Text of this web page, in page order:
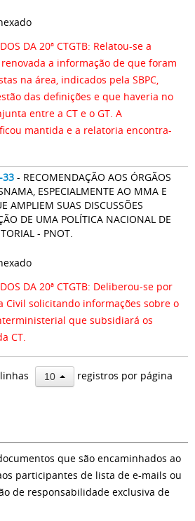
DA 20ª CTGTB: Relatou-se a
a informação de que foram
na área, indicados pela SBPC,
das definições e que haveria no
entre a CT e o GT. A
mantida e a relatoria encontra-
33 - RECOMENDAÇÃO AOS ÓRGÃOS
ESPECIALMENTE AO MMA E
AMPLIEM SUAS DISCUSSÕES
DE UMA POLÍTICA NACIONAL DE
- PNOT.
DA 20ª CTGTB: Deliberou-se por
Civil solicitando informações sobre o
que subsidiará os
CT.
10 registros por página
que são encaminhados ao
participantes de lista de e-mails ou
de responsabilidade exclusiva de